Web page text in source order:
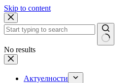
Skip to content
No results
Актуелности